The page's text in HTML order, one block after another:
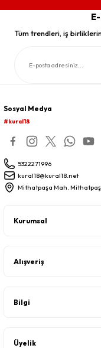
Tüm trendleri, iş
Sosyal Medya
#kural18
5322271996
kural18@kural18.net
Mithatpaşa Mah.
Kurumsal
Alışveriş
Bilgi
Üyelik